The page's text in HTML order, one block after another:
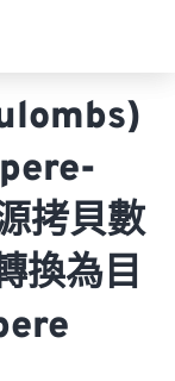
拷貝數
換為目